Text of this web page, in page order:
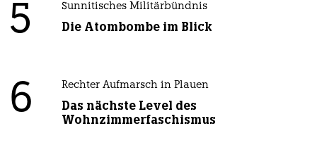
5 Sunnitisches Militärbündnis
Die Atombombe im Blick
6 Rechter Aufmarsch in Plauen
Das nächste Level des
Wohnzimmerfaschismus